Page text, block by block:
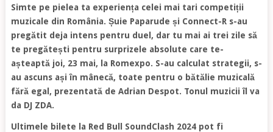
Simte pe pielea ta experiența celei mai tari competiții
muzicale din România. Șuie Paparude și Connect-R s-au
pregătit deja intens pentru duel, dar tu mai ai trei zile să
te pregătești pentru surprizele absolute care te-
așteaptă joi, 23 mai, la Romexpo. S-au calculat strategii, s-
au ascuns ași în mânecă, toate pentru o bătălie muzicală
fără egal, prezentată de Adrian Despot. Tonul muzicii îl va
da DJ ZDA.
Ultimele bilete la Red Bull SoundClash 2024 pot fi